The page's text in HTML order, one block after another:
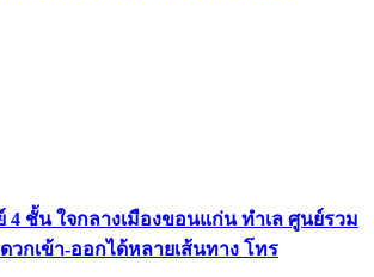
ชั้น ใจกลางเมืองขอนแก่น ทำเล ศูนย์รวม
วกเข้า-ออกได้หลายเส้นทาง โทร